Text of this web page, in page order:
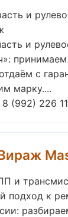
и
и
с
марку....
8 (992) 226
и
подход к